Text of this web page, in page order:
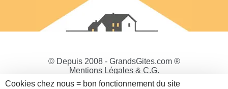
© Depuis 2008 - GrandsGites.com ®
Mentions Légales & C.G.
Politique de Confidentialité
Cookies chez nous = bon fonctionnement du site